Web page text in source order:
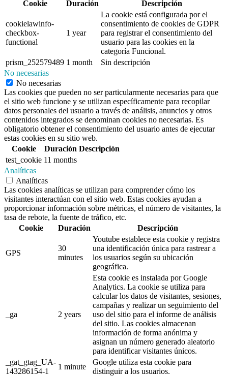
Cookie Duración Descripción
cookielawinfo-
checkbox-
functional
1 year
La cookie está configurada por el
consentimiento de cookies de GDPR
para registrar el consentimiento del
usuario para las cookies en la
categoría Funcional.
prism_252579489 1 month
Sin descripción
No necesarias
No necesarias
Las cookies que pueden no ser particularmente necesarias para que
el sitio web funcione y se utilizan específicamente para recopilar
datos personales del usuario a través de análisis, anuncios y otros
contenidos integrados se denominan cookies no necesarias. Es
obligatorio obtener el consentimiento del usuario antes de ejecutar
estas cookies en su sitio web.
Cookie
Duración Descripción
test_cookie 11 months
Analíticas
Analíticas
Las cookies analíticas se utilizan para comprender cómo los
visitantes interactúan con el sitio web. Estas cookies ayudan a
proporcionar información sobre métricas, el número de visitantes, la
tasa de rebote, la fuente de tráfico, etc.
Cookie
Duración Descripción
GPS
30
minutes
Youtube establece esta cookie y registra
una identificación única para rastrear a
los usuarios según su ubicación
geográfica.
_ga 2 years
Esta cookie es instalada por Google
Analytics. La cookie se utiliza para
calcular los datos de visitantes, sesiones,
campañas y realizar un seguimiento del
uso del sitio para el informe de análisis
del sitio. Las cookies almacenan
información de forma anónima y
asignan un número generado aleatorio
para identificar visitantes únicos.
_gat_gtag_UA-
143286154-1
1 minute
Google utiliza esta cookie para
distinguir a los usuarios.